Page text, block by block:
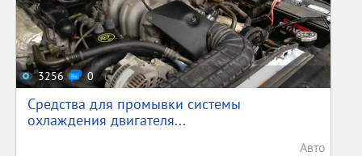
3256 0
Средства для промывки системы
охлаждения двигателя...
Авто